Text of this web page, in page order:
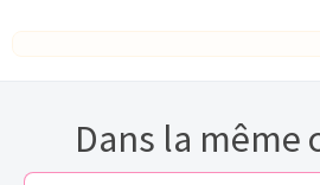
Dans la même